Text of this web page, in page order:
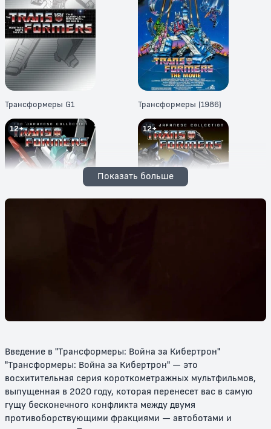
Трансформеры G1 Трансформеры (1986)
12+ 12+
Показать больше
Введение в "Трансформеры: Война за Кибертрон"
"Трансформеры: Война за Кибертрон" — это
восхитительная серия короткометражных мультфильмов,
выпущенная в 2020 году, которая перенесет вас в самую
гущу бесконечного конфликта между двумя
противоборствующими фракциями — автоботами и